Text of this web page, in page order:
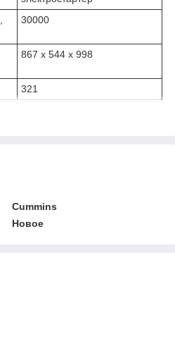
30000
867 х 544 х 998
321
Cummins
Новое